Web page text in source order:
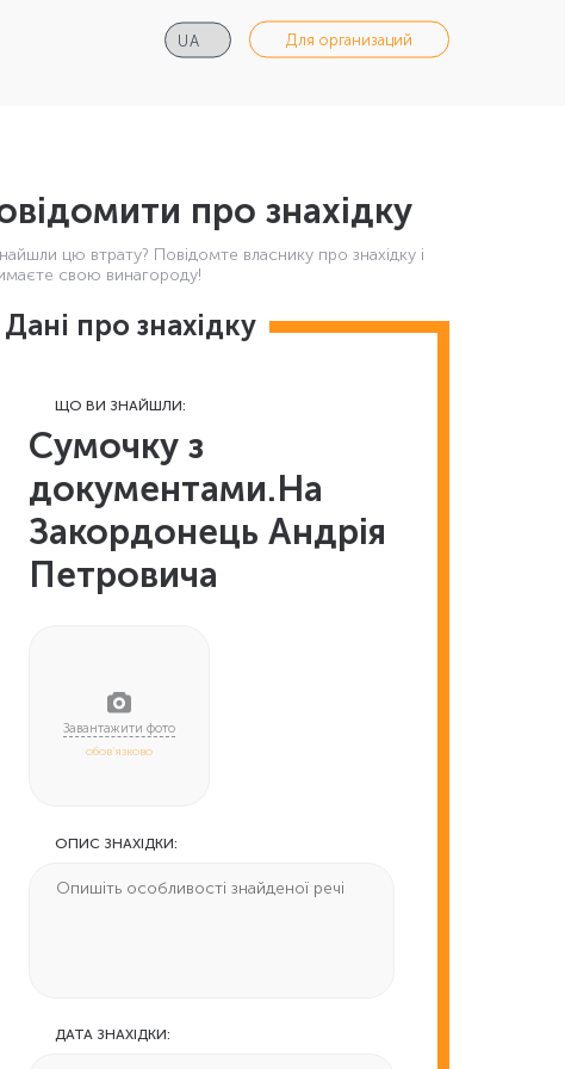
Для организаций
про знахідку
цю втрату? Повідомте власнику про знахідку і
свою винагороду!
Дані про знахідку
ЩО ВИ ЗНАЙШЛИ:
Сумочку з
документами.На
Закордонець Андрія
Петровича
обов'язково
ОПИС ЗНАХІДКИ:
ДАТА ЗНАХІДКИ: